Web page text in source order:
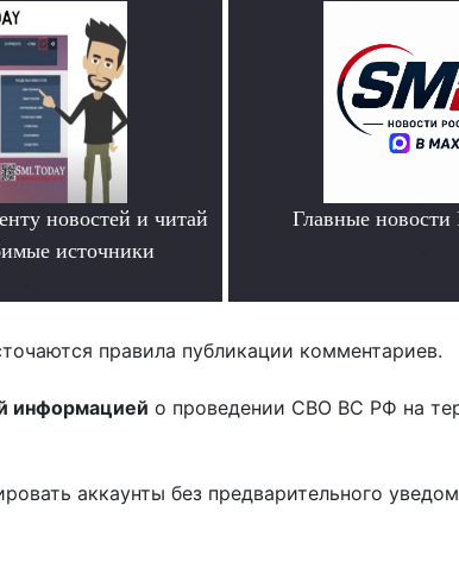
новостей и читай
источники
Главные
правила публикации комментариев.
информацией о проведении СВО ВС РФ на
аккаунты без предварительного